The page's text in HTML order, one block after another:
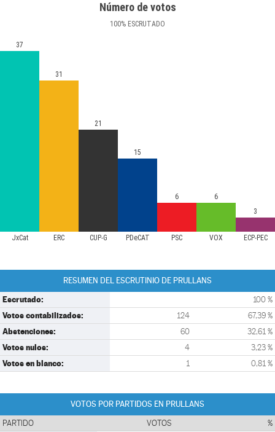
Número de votos
100% ESCRUTADO
JxCat ERC CUP-G PDeCAT PSC VOX ECP-PEC
37
31
21
15
6
6
3
RESUMEN DEL ESCRUTINIO DE PRULLANS
Escrutado: 100 %
Votos contabilizados: 124 67,39 %
Abstenciones: 60 32,61 %
Votos nulos: 4 3,23 %
Votos en blanco: 1 0,81 %
VOTOS POR PARTIDOS EN PRULLANS
PARTIDO VOTOS %